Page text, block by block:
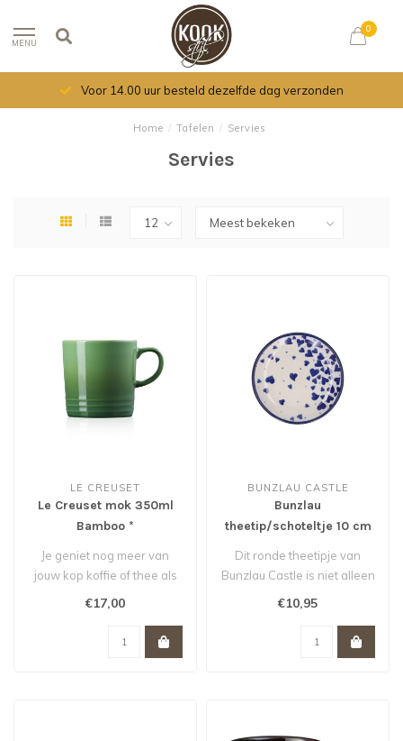
MENU
0
Voor 14.00 uur besteld dezelfde dag verzonden
Home / Tafelen / Servies
Servies
LE CREUSET
Le Creuset mok 350ml
Bamboo *
Je geniet nog meer van
jouw kop koffie of thee als
je het drinkt uit deze grote ..
€17,00
BUNZLAU CASTLE
Bunzlau
theetip/schoteltje 10 cm
voor theezakje Hearts
Dit ronde theetipje van
Bunzlau Castle is niet alleen
handig voor je gebruikte t..
€10,95